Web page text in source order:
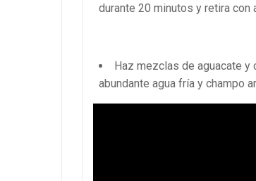
durante 20 minutos y retira con
Haz mezclas de aguacate y
abundante agua fría y champo